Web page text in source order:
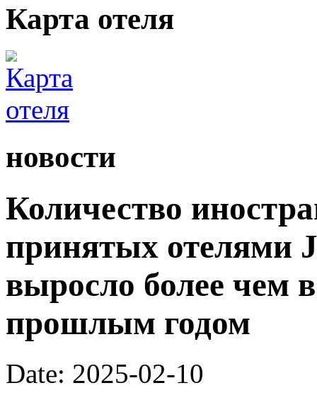
Карта отеля
новости
Количество
принятых отелями
выросло более чем
прошлым годом
Date: 2025-02-10